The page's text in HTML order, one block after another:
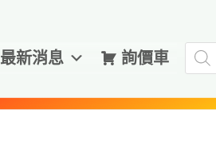
最新消息 詢價車
Products
search